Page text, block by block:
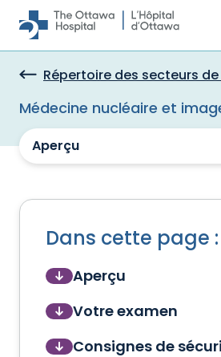
Skip to main content
Répertoire des secteurs
Médecine nucléaire et
Aperçu
Dans cette page :
Aperçu
Votre examen
Consignes de